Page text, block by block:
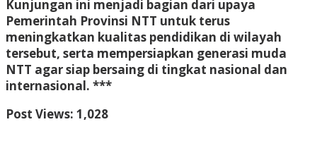
Kunjungan ini menjadi bagian dari upaya
Pemerintah Provinsi NTT untuk terus
meningkatkan kualitas pendidikan di wilayah
tersebut, serta mempersiapkan generasi muda
NTT agar siap bersaing di tingkat nasional dan
internasional. ***
Post Views: 1,028